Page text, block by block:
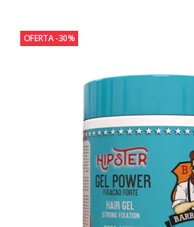
OFERTA -30%